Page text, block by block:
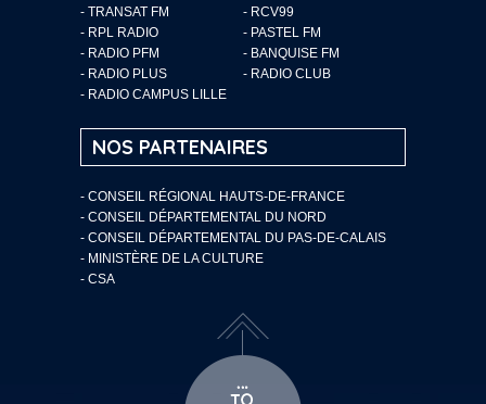
- TRANSAT FM
- RCV99
- RPL RADIO
- PASTEL FM
- RADIO PFM
- BANQUISE FM
- RADIO PLUS
- RADIO CLUB
- RADIO CAMPUS LILLE
NOS PARTENAIRES
- CONSEIL RÉGIONAL HAUTS-DE-FRANCE
- CONSEIL DÉPARTEMENTAL DU NORD
- CONSEIL DÉPARTEMENTAL DU PAS-DE-CALAIS
- MINISTÈRE DE LA CULTURE
- CSA